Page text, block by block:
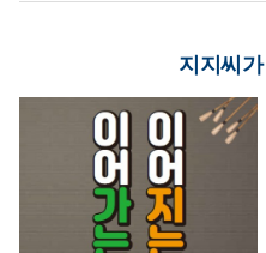
지지씨